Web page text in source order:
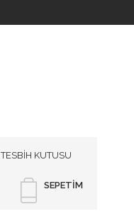
SEPETIM
TESBİH KUTUSU